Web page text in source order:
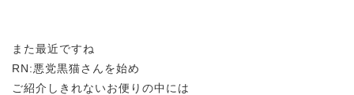
また最近ですね
RN:悪党黒猫さんを始め
ご紹介しきれないお便りの中には